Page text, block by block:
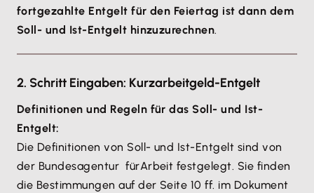
fortgezahlte Entgelt für den Feiertag ist dann dem
Soll- und Ist-Entgelt hinzuzurechnen.
2. Schritt Eingaben: Kurzarbeitgeld-Entgelt
Definitionen und Regeln für das Soll- und Ist-
Entgelt:
Die Definitionen von Soll- und Ist-Entgelt sind von
der Bundesagentur fürArbeit festgelegt. Sie finden
die Bestimmungen auf der Seite 10 ff. im Dokument